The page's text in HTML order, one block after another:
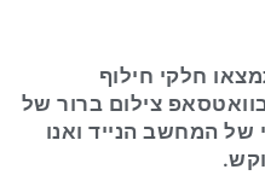
חלקי חילוף
צילום ברור של
של המחשב הנייד ואנו